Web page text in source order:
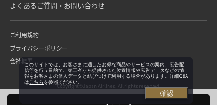
よくあるご質問・お問い合わせ
ご利用規約
プライバシーポリシー
会社概要
Copyright©Japan Airlines. All rights reserved.
このサイトでは、お客さまに適したお得な商品やサービスの案内、広告配
信等を行う目的で、第三者から提供された位置情報や広告データなどの情
報をお客さまの個人データと結びつけて利用する場合があります。詳細Q&A
は こちらを参照ください。
確認